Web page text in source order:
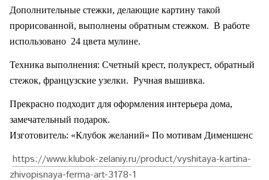
Дополнительные стежки, делающие картину такой
прорисованной, выполнены обратным стежком. В работе
использовано 24 цвета мулине.
Техника выполнения: Счетный крест, полукрест, обратный
стежок, французские узелки. Ручная вышивка.
Прекрасно подходит для оформления интерьера дома,
замечательный подарок.
Изготовитель: «Клубок желаний» По мотивам Дименшенс
https://www.klubok-zelaniy.ru/product/vyshitaya-kartina-
zhivopisnaya-ferma-art-3178-1